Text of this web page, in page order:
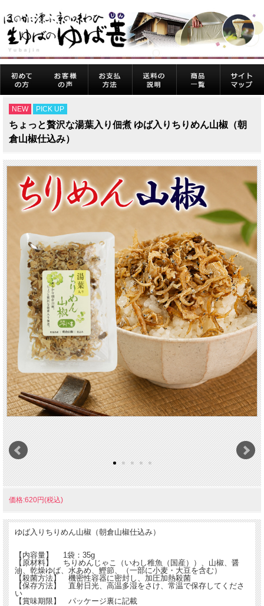
NEW PICK UP
ちょっと贅沢な湯葉入り佃煮 ゆば入りちりめん山椒（朝
倉山椒仕込み）
価格:620円(税込)
ゆば入りちりめん山椒（朝倉山椒仕込み）
【内容量】 1袋：35g
【原材料】 ちりめんじゃこ（いわし稚魚（国産））、山椒、醤
油、乾燥ゆば、水あめ、鰹節、（一部に小麦・大豆を含む）
【殺菌方法】 機密性容器に密封し、加圧加熱殺菌
【保存方法】 直射日光、高温多湿をさけ、常温で保存してくださ
い
【賞味期限】 パッケージ裏に記載